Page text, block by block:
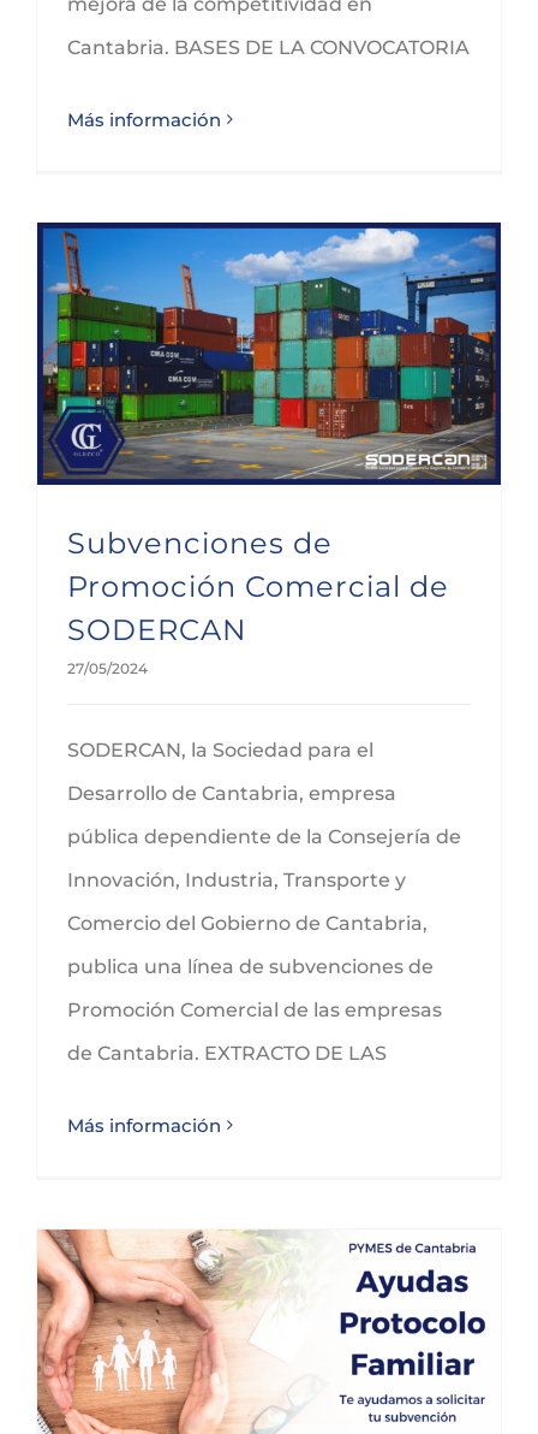
Cantabria. BASES DE LA CONVOCATORIA
Más información
Subvenciones de
Promoción Comercial de
SODERCAN
27/05/2024
SODERCAN, la Sociedad para el
Desarrollo de Cantabria, empresa
pública dependiente de la Consejería de
Innovación, Industria, Transporte y
Comercio del Gobierno de Cantabria,
publica una línea de subvenciones de
Promoción Comercial de las empresas
de Cantabria. EXTRACTO DE LAS
Más información